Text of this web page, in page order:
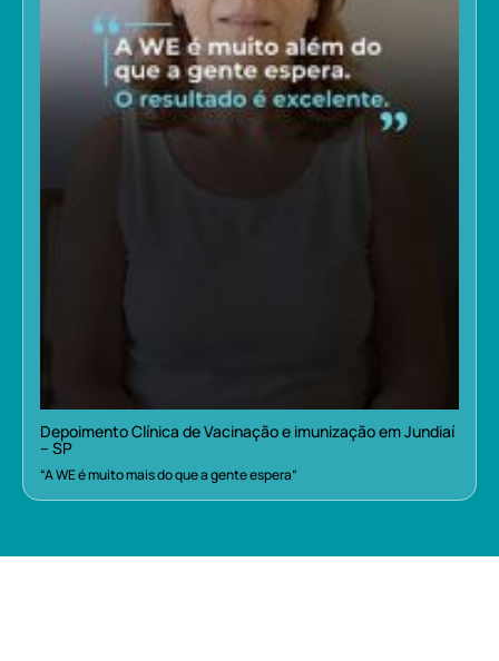
Depoimento Clínica de Vacinação e imunização em Jundiaí
– SP
“A WE é muito mais do que a gente espera”